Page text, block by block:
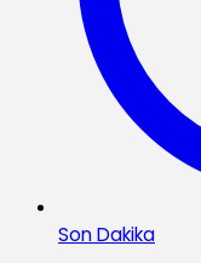
Son Dakika